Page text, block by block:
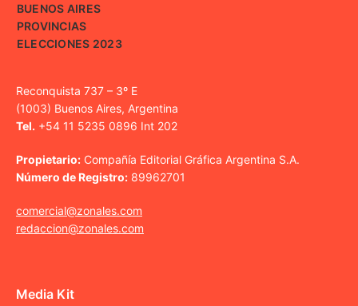
BUENOS AIRES
PROVINCIAS
ELECCIONES 2023
Reconquista 737 – 3º E
(1003) Buenos Aires, Argentina
Tel. +54 11 5235 0896 Int 202
Propietario: Compañía Editorial Gráfica Argentina S.A.
Número de Registro: 89962701
comercial@zonales.com
redaccion@zonales.com
Media Kit